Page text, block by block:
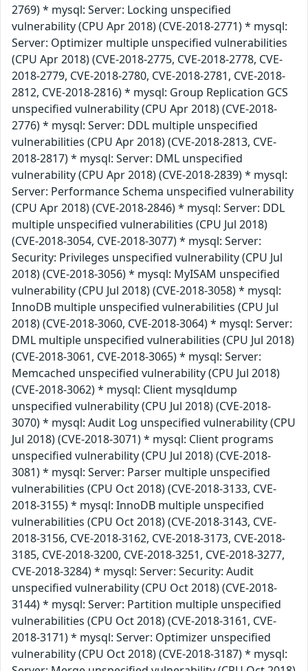
2769) * mysql: Server: Locking unspecified
vulnerability (CPU Apr 2018) (CVE-2018-2771) * mysql:
Server: Optimizer multiple unspecified vulnerabilities
(CPU Apr 2018) (CVE-2018-2775, CVE-2018-2778, CVE-
2018-2779, CVE-2018-2780, CVE-2018-2781, CVE-2018-
2812, CVE-2018-2816) * mysql: Group Replication GCS
unspecified vulnerability (CPU Apr 2018) (CVE-2018-
2776) * mysql: Server: DDL multiple unspecified
vulnerabilities (CPU Apr 2018) (CVE-2018-2813, CVE-
2018-2817) * mysql: Server: DML unspecified
vulnerability (CPU Apr 2018) (CVE-2018-2839) * mysql:
Server: Performance Schema unspecified vulnerability
(CPU Apr 2018) (CVE-2018-2846) * mysql: Server: DDL
multiple unspecified vulnerabilities (CPU Jul 2018)
(CVE-2018-3054, CVE-2018-3077) * mysql: Server:
Security: Privileges unspecified vulnerability (CPU Jul
2018) (CVE-2018-3056) * mysql: MyISAM unspecified
vulnerability (CPU Jul 2018) (CVE-2018-3058) * mysql:
InnoDB multiple unspecified vulnerabilities (CPU Jul
2018) (CVE-2018-3060, CVE-2018-3064) * mysql: Server:
DML multiple unspecified vulnerabilities (CPU Jul 2018)
(CVE-2018-3061, CVE-2018-3065) * mysql: Server:
Memcached unspecified vulnerability (CPU Jul 2018)
(CVE-2018-3062) * mysql: Client mysqldump
unspecified vulnerability (CPU Jul 2018) (CVE-2018-
3070) * mysql: Audit Log unspecified vulnerability (CPU
Jul 2018) (CVE-2018-3071) * mysql: Client programs
unspecified vulnerability (CPU Jul 2018) (CVE-2018-
3081) * mysql: Server: Parser multiple unspecified
vulnerabilities (CPU Oct 2018) (CVE-2018-3133, CVE-
2018-3155) * mysql: InnoDB multiple unspecified
vulnerabilities (CPU Oct 2018) (CVE-2018-3143, CVE-
2018-3156, CVE-2018-3162, CVE-2018-3173, CVE-2018-
3185, CVE-2018-3200, CVE-2018-3251, CVE-2018-3277,
CVE-2018-3284) * mysql: Server: Security: Audit
unspecified vulnerability (CPU Oct 2018) (CVE-2018-
3144) * mysql: Server: Partition multiple unspecified
vulnerabilities (CPU Oct 2018) (CVE-2018-3161, CVE-
2018-3171) * mysql: Server: Optimizer unspecified
vulnerability (CPU Oct 2018) (CVE-2018-3187) * mysql: